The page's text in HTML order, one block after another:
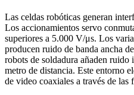
Las celdas robóticas generan
Los accionamientos servo
superiores a 5.000 V/μs. Los
producen ruido de banda ancha
robots de soldadura añaden
metro de distancia. Este entorno
de video coaxiales a través de las